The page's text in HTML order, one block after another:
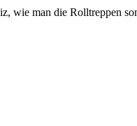
wie man die Rolltreppen